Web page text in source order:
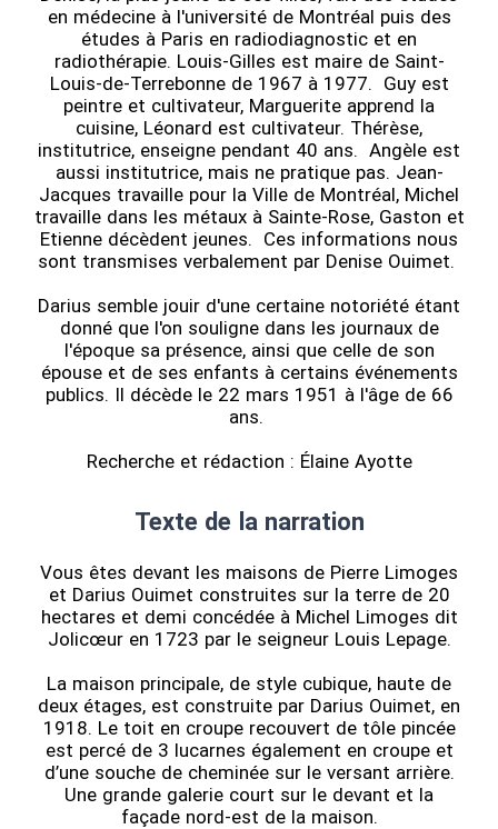
en médecine à l'université de Montréal puis des
études à Paris en radiodiagnostic et en
radiothérapie. Louis-Gilles est maire de Saint-
Louis-de-Terrebonne de 1967 à 1977. Guy est
peintre et cultivateur, Marguerite apprend la
cuisine, Léonard est cultivateur. Thérèse,
institutrice, enseigne pendant 40 ans. Angèle est
aussi institutrice, mais ne pratique pas. Jean-
Jacques travaille pour la Ville de Montréal, Michel
travaille dans les métaux à Sainte-Rose, Gaston et
Etienne décèdent jeunes. Ces informations nous
sont transmises verbalement par Denise Ouimet.
Darius semble jouir d'une certaine notoriété étant
donné que l'on souligne dans les journaux de
l'époque sa présence, ainsi que celle de son
épouse et de ses enfants à certains événements
publics. Il décède le 22 mars 1951 à l'âge de 66
ans.
Recherche et rédaction : Élaine Ayotte
Texte de la narration
Vous êtes devant les maisons de Pierre Limoges
et Darius Ouimet construites sur la terre de 20
hectares et demi concédée à Michel Limoges dit
Jolicœur en 1723 par le seigneur Louis Lepage.
La maison principale, de style cubique, haute de
deux étages, est construite par Darius Ouimet, en
1918. Le toit en croupe recouvert de tôle pincée
est percé de 3 lucarnes également en croupe et
d’une souche de cheminée sur le versant arrière.
Une grande galerie court sur le devant et la
façade nord-est de la maison.